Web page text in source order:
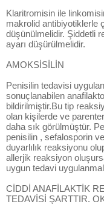
Klaritromisin ile
makrolid antibiyotiklerle
düşünülmelidir. Şiddetli
ayarı düşürülmelidir.
AMOKSİSİLİN
Penisilin tedavisi
sonuçlanabilen
bildirilmiştir.Bu tip
olan kişilerde ve
daha sık görülmüştür.
penisilin , sefalosporin
duyarlılık reaksiyonu
allerjik reaksiyon
uygun tedavi
CİDDİ ANAFİLAKTİK
TEDAVİSİ ŞARTTIR.